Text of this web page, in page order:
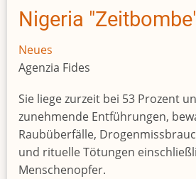
Nigeria
Neues
Agenzia Fides
Sie liege zurzeit bei 53 Prozent
zunehmende Entführungen,
Raubüberfälle,
und rituelle Tötungen
Menschenopfer.